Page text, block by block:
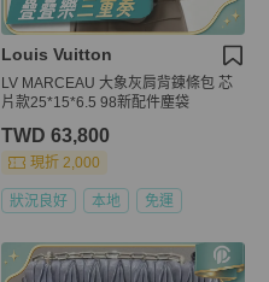
Louis Vuitton
LV MARCEAU 大象灰肩背鍊條包 芯
片款25*15*6.5 98新配件塵袋
TWD 63,800
現折 2,000
狀況良好 本地 免運